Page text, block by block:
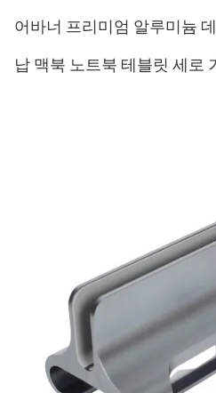
어바너 프리미엄 알루미늄
납 맥북 노트북 테블릿 세로